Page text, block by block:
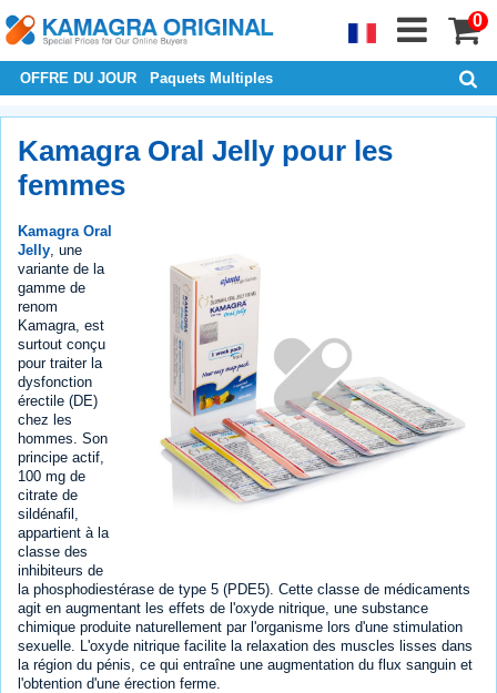
0
OFFRE DU JOUR Paquets Multiples
Kamagra Oral Jelly pour les
femmes
Kamagra Oral
Jelly , une
variante de la
gamme de
renom
Kamagra, est
surtout conçu
pour traiter la
dysfonction
érectile (DE)
chez les
hommes. Son
principe actif,
100 mg de
citrate de
sildénafil,
appartient à la
classe des
inhibiteurs de
la phosphodiestérase de type 5 (PDE5). Cette classe de médicaments
agit en augmentant les effets de l'oxyde nitrique, une substance
chimique produite naturellement par l'organisme lors d'une stimulation
sexuelle. L'oxyde nitrique facilite la relaxation des muscles lisses dans
la région du pénis, ce qui entraîne une augmentation du flux sanguin et
l'obtention d'une érection ferme.